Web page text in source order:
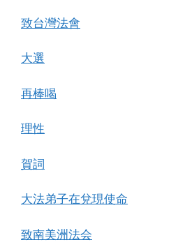
致台灣法會
大選
再棒喝
理性
賀詞
大法弟子在兌現使命
致南美洲法会